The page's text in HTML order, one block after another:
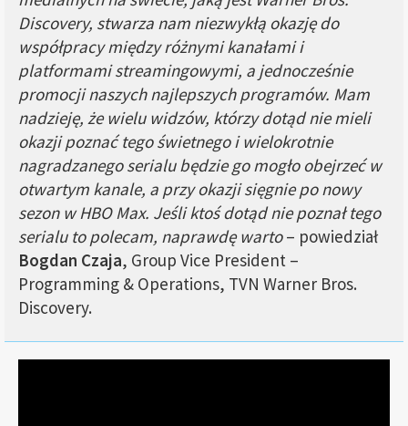
Discovery, stwarza nam niezwykłą okazję do
współpracy między różnymi kanałami i
platformami streamingowymi, a jednocześnie
promocji naszych najlepszych programów. Mam
nadzieję, że wielu widzów, którzy dotąd nie mieli
okazji poznać tego świetnego i wielokrotnie
nagradzanego serialu będzie go mogło obejrzeć w
otwartym kanale, a przy okazji sięgnie po nowy
sezon w HBO Max. Jeśli ktoś dotąd nie poznał tego
serialu to polecam, naprawdę warto– powiedział
Bogdan Czaja, Group Vice President –
Programming & Operations, TVN Warner Bros.
Discovery.